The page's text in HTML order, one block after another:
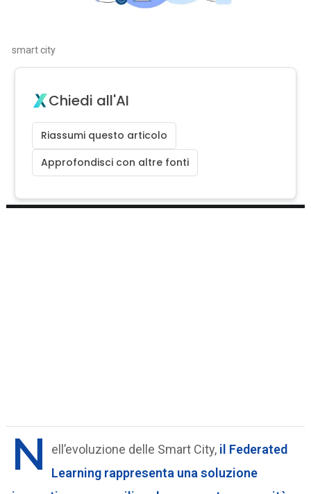
smart city
Chiedi all'AI
Riassumi questo articolo
Approfondisci con altre fonti
N ell’evoluzione delle Smart City, il Federated
Learning rappresenta una soluzione